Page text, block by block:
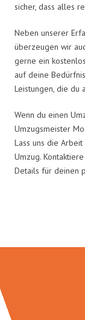
sicher, dass alles
Neben unserer
überzeugen wir
gerne ein
auf deine
Leistungen, die du
Wenn du einen
Umzugsmeister
Lass uns die
Umzug.
Details für deinen